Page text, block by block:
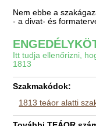
Nem ebbe a
- a divat- és
Itt tudja ellenőrizni,
1813
Szakmakódok:
1813 teáor alatti